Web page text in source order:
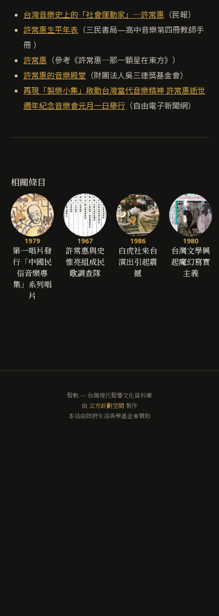
台灣音樂史上的「社會運動家」─許常惠 （民報）
許常惠生平年表 （三民書局—高中音樂第四冊教師手
冊 ）
許常惠 （參考《許常惠─那一顆星在東方》）
許常惠的音樂殿堂 （財團法人吳三連獎基金會）
再現「製樂小集」啟動台灣當代音樂精神 許常惠逝世
週年紀念音樂會元月一日舉行（自由電子新聞網）
相關條目
1979
第一唱片發
行「中國民
俗音樂專
集」系列唱
片
1967
許常惠與史
惟亮組成民
歌調查隊
1986
白虎社來台
演出引起震
撼
1980
台灣文學興
起魔幻寫實
主義
聲軌 — 台灣現代聲響文化資料庫
由 立方計劃空間 製作
本站由陸府生活美學基金會贊助